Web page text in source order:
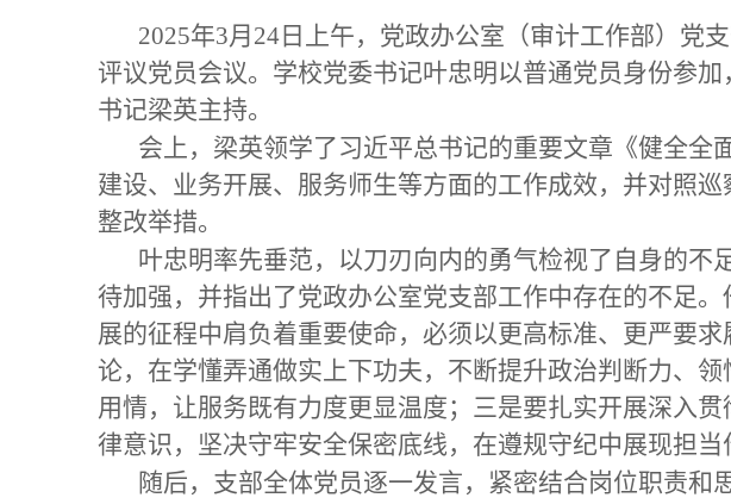
2025年3月24日上午，党政办公室（审计工作部）党
评议党员会议。学校党委书记叶忠明以普通党员身份参
书记梁英主持。
会上，梁英领学了习近平总书记的重要文章《健全全
建设、业务开展、服务师生等方面的工作成效，并对照
整改举措。
叶忠明率先垂范，以刀刃向内的勇气检视了自身的
待加强，并指出了党政办公室党支部工作中存在的不足
展的征程中肩负着重要使命，必须以更高标准、更严要
论，在学懂弄通做实上下功夫，不断提升政治判断力、
用情，让服务既有力度更显温度；三是要扎实开展深入
律意识，坚决守牢安全保密底线，在遵规守纪中展现担当
随后，支部全体党员逐一发言，紧密结合岗位职责